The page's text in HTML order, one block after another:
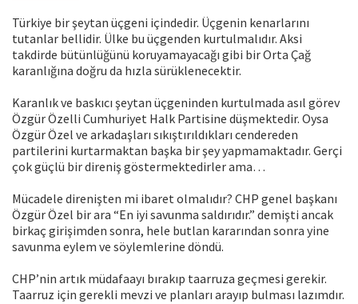
Türkiye bir şeytan üçgeni içindedir. Üçgenin kenarlarını
tutanlar bellidir. Ülke bu üçgenden kurtulmalıdır. Aksi
takdirde bütünlüğünü koruyamayacağı gibi bir Orta Çağ
karanlığına doğru da hızla sürüklenecektir.
Karanlık ve baskıcı şeytan üçgeninden kurtulmada asıl görev
Özgür Özelli Cumhuriyet Halk Partisine düşmektedir. Oysa
Özgür Özel ve arkadaşları sıkıştırıldıkları cendereden
partilerini kurtarmaktan başka bir şey yapmamaktadır. Gerçi
çok güçlü bir direniş göstermektedirler ama…
Mücadele direnişten mi ibaret olmalıdır? CHP genel başkanı
Özgür Özel bir ara “En iyi savunma saldırıdır.” demişti ancak
birkaç girişimden sonra, hele butlan kararından sonra yine
savunma eylem ve söylemlerine döndü.
CHP’nin artık müdafaayı bırakıp taarruza geçmesi gerekir.
Taarruz için gerekli mevzi ve planları arayıp bulması lazımdır.